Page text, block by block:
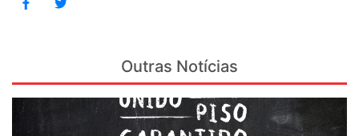
Outras Notícias